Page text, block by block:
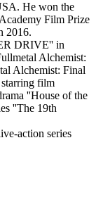
He won the
Film Prize
2016.
DRIVE'' in
Alchemist:
Alchemist: Final
film
''House of the
''The 19th
action series